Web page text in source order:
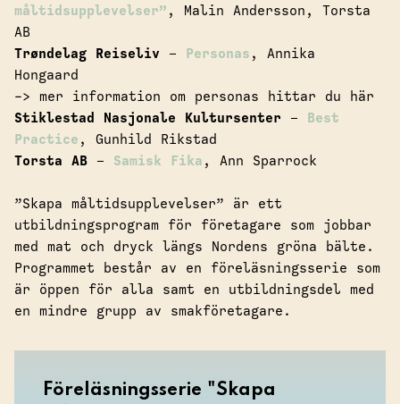
måltidsupplevelser” , Malin Andersson, Torsta
AB
Trøndelag Reiseliv – Personas , Annika
Hongaard
-> mer information om personas hittar du här
Stiklestad Nasjonale Kultursenter – Best
Practice , Gunhild Rikstad
Torsta AB – Samisk Fika , Ann Sparrock
”Skapa måltidsupplevelser” är ett
utbildningsprogram för företagare som jobbar
med mat och dryck längs Nordens gröna bälte.
Programmet består av en föreläsningsserie som
är öppen för alla samt en utbildningsdel med
en mindre grupp av smakföretagare.
Föreläsningsserie "Skapa